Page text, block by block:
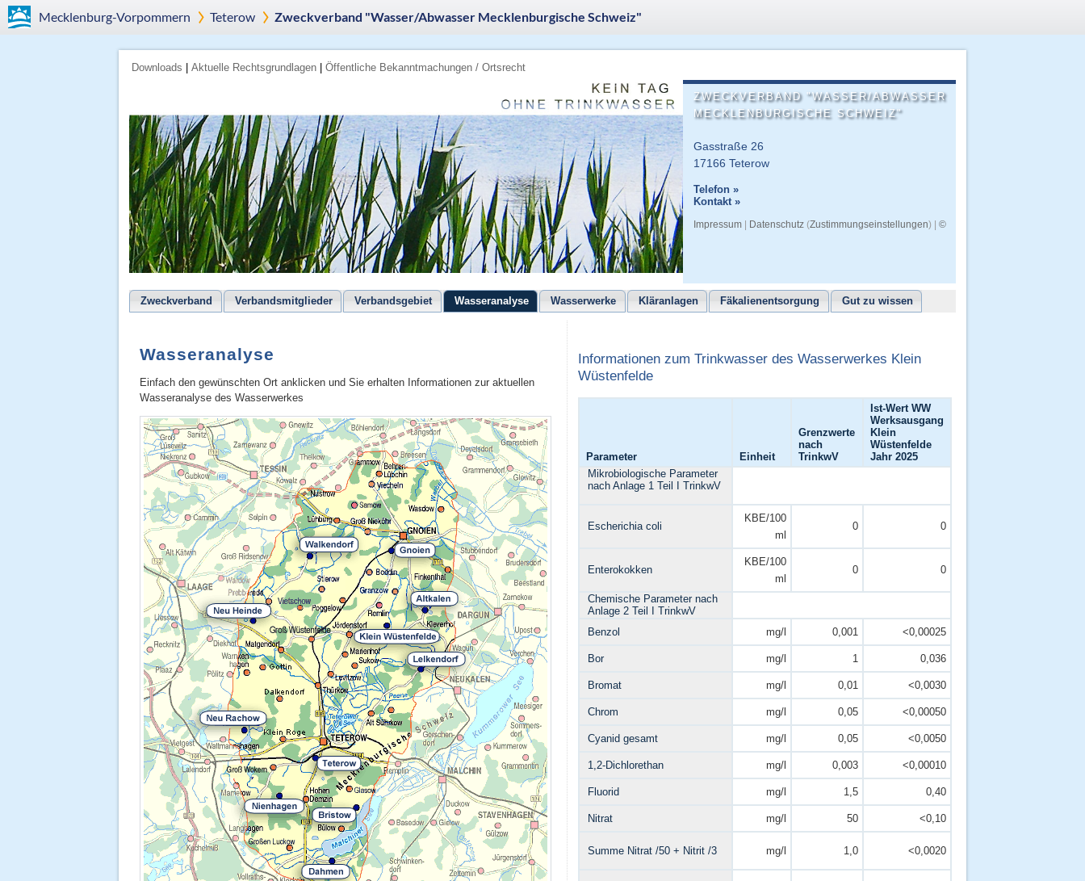
Mecklenburg-Vorpommern Teterow Zweckverband "Wasser/Abwasser Mecklenburgische Schweiz"
Downloads | Aktuelle Rechtsgrundlagen| Öffentliche Bekanntmachungen / Ortsrecht
ZWECKVERBAND "WASSER/ABWASSER
MECKLENBURGISCHE SCHWEIZ"
Gasstraße 26
17166 Teterow
Telefon »
Kontakt »
Impressum | Datenschutz (Zustimmungseinstellungen) |©
Zweckverband Verbandsmitglieder Verbandsgebiet Wasseranalyse Wasserwerke Kläranlagen Fäkalienentsorgung Gut zu wissen
Informationen zum Trinkwasser des Wasserwerkes Klein
Wüstenfelde
Parameter Einheit
Grenzwerte
nach
TrinkwV
Ist-Wert WW
Werksausgang
Klein
Wüstenfelde
Jahr 2025
Mikrobiologische Parameter
nach Anlage 1 Teil I TrinkwV
Escherichia coli
KBE/100
ml
0 0
Enterokokken
KBE/100
ml
0 0
Chemische Parameter nach
Anlage 2 Teil I TrinkwV
Benzol
mg/l 0,001 <0,00025
Bor mg/l 1 0,036
Bromat mg/l 0,01 <0,0030
Chrom mg/l 0,05 <0,00050
Cyanid gesamt mg/l 0,05 <0,0050
1,2-Dichlorethan mg/l 0,003 <0,00010
Fluorid mg/l 1,5 0,40
Nitrat mg/l 50 <0,10
Summe Nitrat /50 + Nitrit /3 mg/l 1,0 <0,0020
Wasseranalyse
Einfach den gewünschten Ort anklicken und Sie erhalten Informationen zur aktuellen
Wasseranalyse des Wasserwerkes